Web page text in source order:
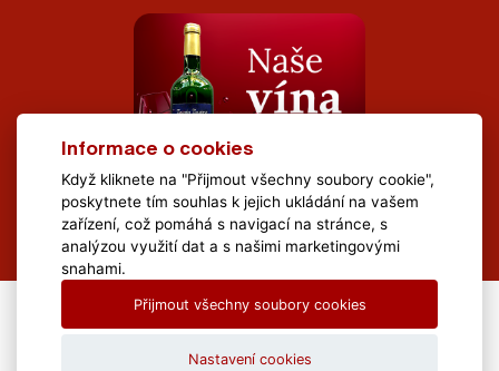
All Rights Reserved Muzeum Brněnska © 2020, Webdesign by
Informace o cookies
Když kliknete na "Přijmout všechny soubory cookie",
poskytnete tím souhlas k jejich ukládání na vašem
zařízení, což pomáhá s navigací na stránce, s
analýzou využití dat a s našimi marketingovými
snahami.
Přijmout všechny soubory cookies
Nastavení cookies